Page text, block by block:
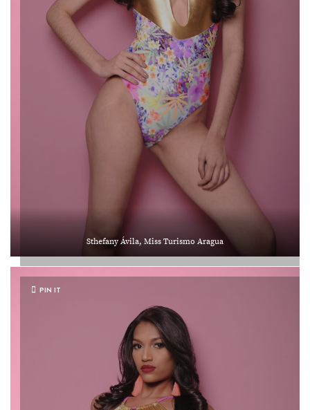
Sthefany Ávila, Miss Turismo Aragua
PIN IT